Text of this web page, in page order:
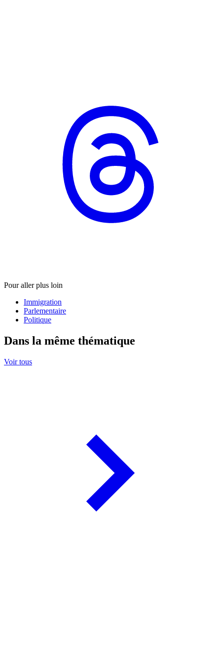
Pour aller plus loin
Immigration
Parlementaire
Politique
Dans la même thématique
Voir tous